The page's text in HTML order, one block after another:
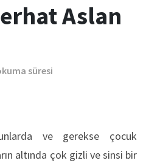
Aslan
süresi
ve gerekse çocuk
altında çok gizli ve sinsi bir